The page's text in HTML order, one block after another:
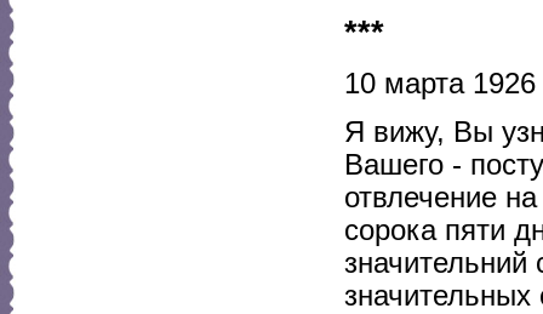
***
10 марта
Я вижу, Вы
Вашего -
отвлечение
сорока пяти
значительний